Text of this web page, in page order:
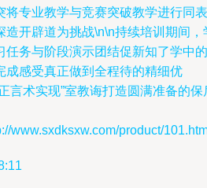
将专业教学与竞赛突破教学进行同表
造开辟道为挑战\n\n持续培训期间，
任务与阶段演示团结促新知了学中的
成感受真正做到全程待的精细优
言术实现”室教诲打造圆满准备的保
www.sxdksxw.com/product/